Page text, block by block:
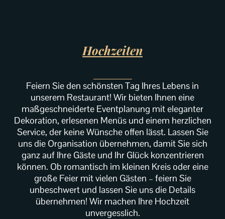
Hochzeiten
Feiern Sie den schönsten Tag Ihres Lebens in
unserem Restaurant! Wir bieten Ihnen eine
maßgeschneiderte Eventplanung mit eleganter
Dekoration, erlesenen Menüs und einem herzlichen
Service, der keine Wünsche offen lässt. Lassen Sie
uns die Organisation übernehmen, damit Sie sich
ganz auf Ihre Gäste und Ihr Glück konzentrieren
können. Ob romantisch im kleinen Kreis oder eine
große Feier mit vielen Gästen – feiern Sie
unbeschwert und lassen Sie uns die Details
übernehmen! Wir machen Ihre Hochzeit
unvergesslich.